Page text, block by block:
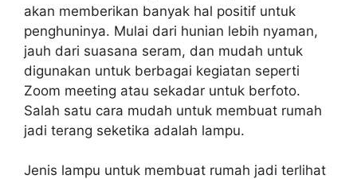
akan memberikan banyak hal positif untuk
penghuninya. Mulai dari hunian lebih nyaman,
jauh dari suasana seram, dan mudah untuk
digunakan untuk berbagai kegiatan seperti
Zoom meeting atau sekadar untuk berfoto.
Salah satu cara mudah untuk membuat rumah
jadi terang seketika adalah lampu.
Jenis lampu untuk membuat rumah jadi terlihat